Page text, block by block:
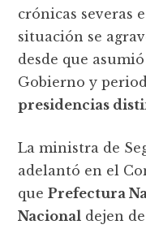
crónicas severas
situación se
desde que
Gobierno y
presidencias
La ministra de
adelantó en el
quePrefectura
Nacional dejen